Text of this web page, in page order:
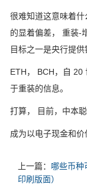
很难知道这意味着
的显着偏差， 重装-
目标之一是央行提
ETH， BCH，自 20
于重装的信息。
打算， 目前，中本
成为以电子现金和价
上一篇： 哪些币种
印刷版面）